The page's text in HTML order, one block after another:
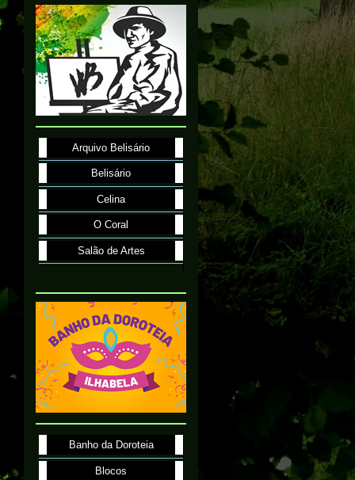
Arquivo Belisário
Belisário
Celina
O Coral
Salão de Artes
Banho da Doroteia
Blocos